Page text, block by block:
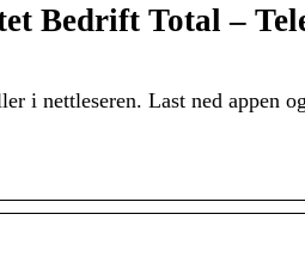
Bedrift Total –
i nettleseren. Last ned appen